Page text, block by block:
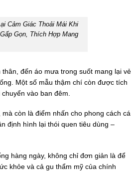
Cảm Giác Thoải Mái Khi
Gọn, Thích Hợp Mang
đến áo mưa trong suốt mang lại vẻ
Một số mẫu thậm chí còn được tích
vào ban đêm.
còn là điểm nhấn cho phong cách cá
định hình lại thói quen tiêu dùng –
hàng ngày, không chỉ đơn giản là để
khỏe và cả gu thẩm mỹ của chính